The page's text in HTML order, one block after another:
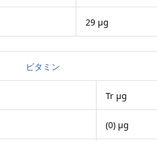
29 μg
ビタミン
Tr μg
(0) μg